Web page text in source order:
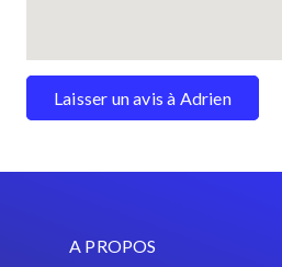
Laisser un avis à Adrien
A PROPOS